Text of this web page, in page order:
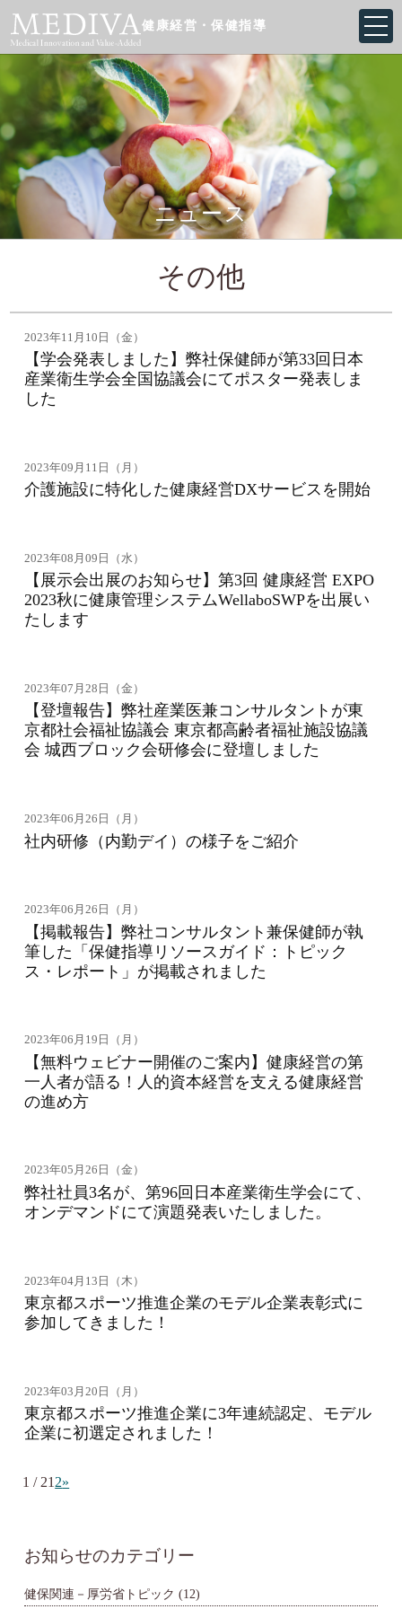
健康経営・保健指導
ニュース
その他
2023年11月10日（金）
【学会発表しました】弊社保健師が第33回日本
産業衛生学会全国協議会にてポスター発表しま
した
2023年09月11日（月）
介護施設に特化した健康経営DXサービスを開始
2023年08月09日（水）
【展示会出展のお知らせ】第3回 健康経営 EXPO
2023秋に健康管理システムWellaboSWPを出展い
たします
2023年07月28日（金）
【登壇報告】弊社産業医兼コンサルタントが東
京都社会福祉協議会 東京都高齢者福祉施設協議
会 城西ブロック会研修会に登壇しました
2023年06月26日（月）
社内研修（内勤デイ）の様子をご紹介
2023年06月26日（月）
【掲載報告】弊社コンサルタント兼保健師が執
筆した「保健指導リソースガイド：トピック
ス・レポート」が掲載されました
2023年06月19日（月）
【無料ウェビナー開催のご案内】健康経営の第
一人者が語る！人的資本経営を支える健康経営
の進め方
2023年05月26日（金）
弊社社員3名が、第96回日本産業衛生学会にて、
オンデマンドにて演題発表いたしました。
2023年04月13日（木）
東京都スポーツ推進企業のモデル企業表彰式に
参加してきました！
2023年03月20日（月）
東京都スポーツ推進企業に3年連続認定、モデル
企業に初選定されました！
1 / 21 2»
お知らせのカテゴリー
健保関連－厚労省トピック (12)